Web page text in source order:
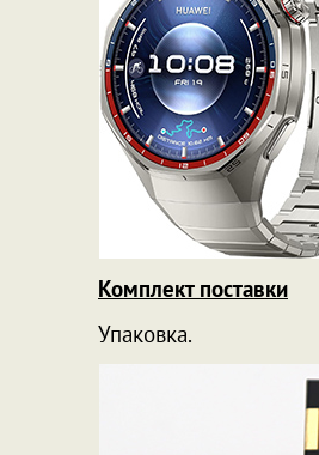
Комплект поставки
Упаковка.